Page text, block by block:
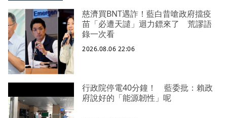
慈濟買BNT遇詐！藍白昔嗆政府擋疫
苗「必遭天譴」迴力鏢來了 荒謬語
錄一次看
2026.08.06 22:06
行政院停電40分鐘！ 藍委批：賴政
府說好的「能源韌性」呢